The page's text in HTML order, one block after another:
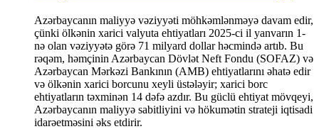
Azərbaycanın maliyyə vəziyyəti möhkəmlənməyə davam edir,
çünki ölkənin xarici valyuta ehtiyatları 2025-ci il yanvarın 1-
nə olan vəziyyətə görə 71 milyard dollar həcmində artıb. Bu
rəqəm, həmçinin Azərbaycan Dövlət Neft Fondu (SOFAZ) və
Azərbaycan Mərkəzi Bankının (AMB) ehtiyatlarını əhatə edir
və ölkənin xarici borcunu xeyli üstələyir; xarici borc
ehtiyatların təxminən 14 dəfə azdır. Bu güclü ehtiyat mövqeyi,
Azərbaycanın maliyyə sabitliyini və hökumətin strateji iqtisadi
idarəetməsini əks etdirir.